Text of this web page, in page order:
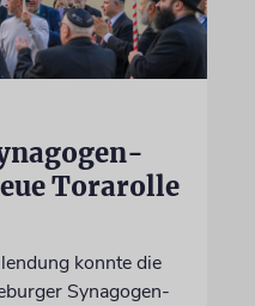
Torarolle
konnte die
Synagogen-